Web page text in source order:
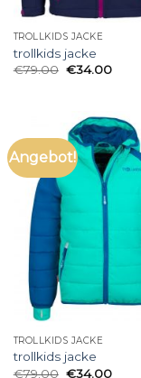
TROLLKIDS JACKE
trollkids jacke
€79.00 €34.00
Angebot!
TROLLKIDS JACKE
trollkids jacke
€79.00 €34.00